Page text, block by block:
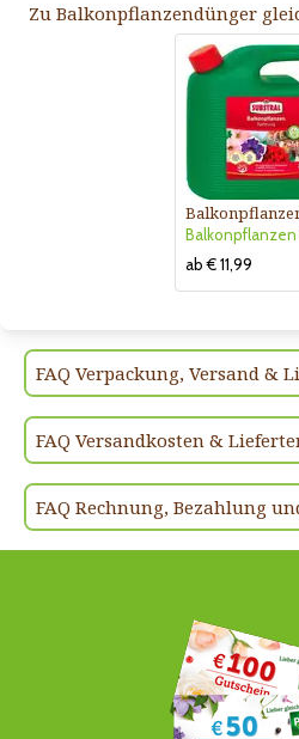
Zu Balkonpflanzendünger
ab € 11,99
FAQ Verpackung, Versand &
FAQ Versandkosten &
FAQ Rechnung, Bezahlung